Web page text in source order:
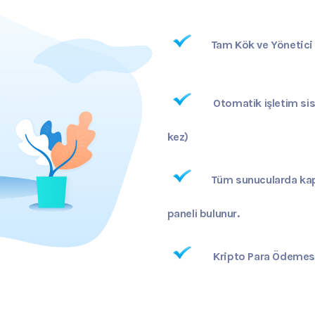
Tam Kök ve
Otomatik işletim
kez)
Tüm sunucularda
paneli bulunur.
Kripto Para